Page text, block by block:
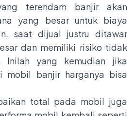
terendam banjir akan
yang besar untuk biaya
saat dijual justru ditawar
dan memiliki risiko tidak
Inilah yang kemudian jika
mobil banjir harganya bisa
total pada mobil juga